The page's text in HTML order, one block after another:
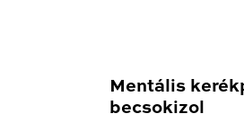
Mentális
becsokizol